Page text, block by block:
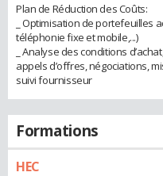
Plan de Réduction des Coûts:
_ Optimisation de portefeuilles
téléphonie fixe et mobile,...)
_ Analyse des conditions
appels d’offres, négociations,
suivi fournisseur
Formations
HEC